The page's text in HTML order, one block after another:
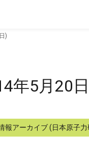
)
年5月20
報アーカイブ (日本原子